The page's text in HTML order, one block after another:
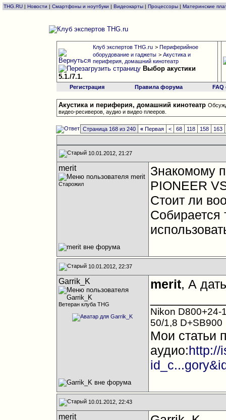
THG.RU | Новости | Смартфоны и ноутбуки | Видеокарты | Процессоры | Материнские
Клуб экспертов THG.ru > Периферийное
оборудование и гаджеты > Акустика и
периферия, домашний кинотеатр
Выбор акустики
5.1./7.1.
Регистрация Правила форума
Акустика и периферия, домашний кинотеатр
видео-ресиверов, аудио и видео плееров.
Страница 168 из 240 « Первая < 68 118 158 163
10.01.2012, 21:27
merit
Старожил
Знакомому
PIONEER
Стоит ли
Собирается
10.01.2012, 22:37
Garrik_K
Ветеран клуба THG
merit, А
Nikon D800+24-
50/1,8 D+SB900
Мои статьи
аудио:http://
10.01.2012, 22:43
merit